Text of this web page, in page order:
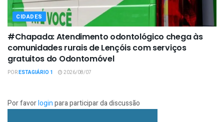
CIDADES
#Chapada: Atendimento odontológico chega às
comunidades rurais de Lençóis com serviços
gratuitos do Odontomóvel
PORESTAGIÁRIO 1 2026/08/07
Por favorloginpara participar da discussão